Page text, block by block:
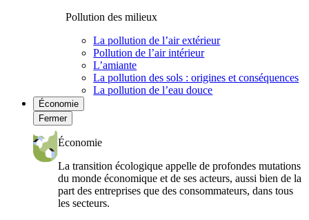
Pollution des milieux
La pollution de l’air extérieur
Pollution de l’air intérieur
L’amiante
La pollution des sols : origines et conséquences
La pollution de l’eau douce
Économie
Fermer
Économie
La transition écologique appelle de profondes mutations
du monde économique et de ses acteurs, aussi bien de la
part des entreprises que des consommateurs, dans tous
les secteurs.